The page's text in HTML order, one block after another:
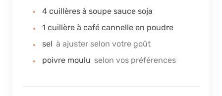
4 cuillères à soupe sauce soja
1 cuillère à café cannelle en poudre
sel à ajuster selon votre goût
poivre moulu selon vos préférences